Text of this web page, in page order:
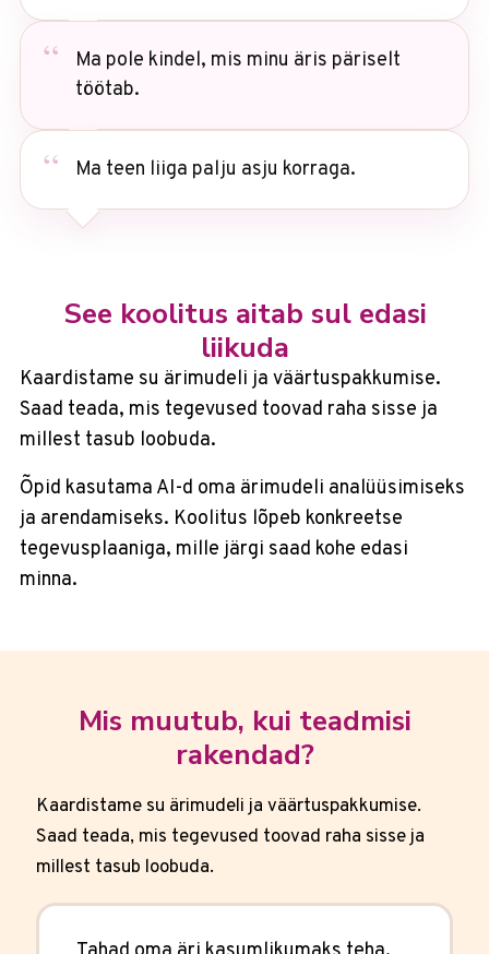
Ma pole kindel, mis minu äris päriselt
töötab.
Ma teen liiga palju asju korraga.
See koolitus aitab sul edasi
liikuda
Kaardistame su ärimudeli ja väärtuspakkumise.
Saad teada, mis tegevused toovad raha sisse ja
millest tasub loobuda.
Õpid kasutama AI-d oma ärimudeli analüüsimiseks
ja arendamiseks. Koolitus lõpeb konkreetse
tegevusplaaniga, mille järgi saad kohe edasi
minna.
Mis muutub, kui teadmisi
rakendad?
Kaardistame su ärimudeli ja väärtuspakkumise.
Saad teada, mis tegevused toovad raha sisse ja
millest tasub loobuda.